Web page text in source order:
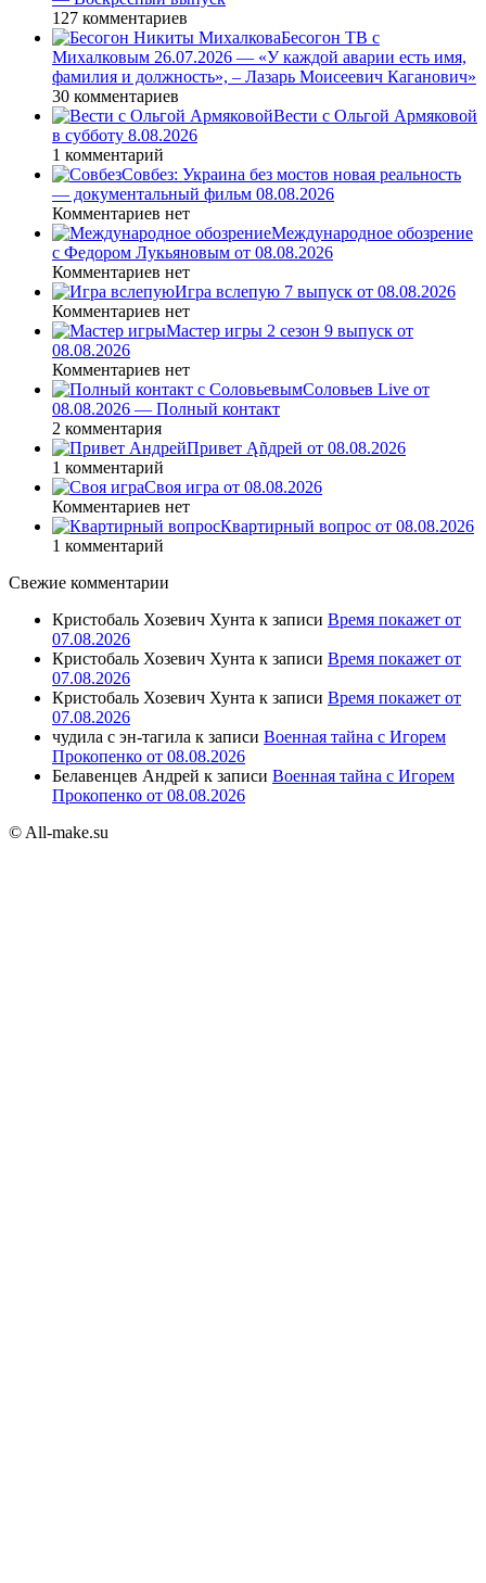
127 комментариев
Бесогон ТВ с
Михалковым 26.07.2026 — «У каждой аварии есть имя,
фамилия и должность», – Лазарь Моисеевич Каганович»
30 комментариев
Вести с Ольгой Армяковой
в субботу 8.08.2026
1 комментарий
Совбез: Украина без мостов новая реальность
— документальный фильм 08.08.2026
Комментариев нет
Международное обозрение
с Федором Лукьяновым от 08.08.2026
Комментариев нет
Игра вслепую 7 выпуск от 08.08.2026
Комментариев нет
Мастер игры 2 сезон 9 выпуск от
08.08.2026
Комментариев нет
Соловьев Live от
08.08.2026 — Полный контакт
2 комментария
Привет Ąñдpей от 08.08.2026
1 комментарий
Своя игра от 08.08.2026
Комментариев нет
Квартирный вопрос от 08.08.2026
1 комментарий
Свежие комментарии
Кристобаль Хозевич Хунта к записи Время покажет от
07.08.2026
Кристобаль Хозевич Хунта к записи Время покажет от
07.08.2026
Кристобаль Хозевич Хунта к записи Время покажет от
07.08.2026
чудила с эн-тагила к записи Военная тайна с Игорем
Прокопенко от 08.08.2026
Белавенцев Андрей к записи Военная тайна с Игорем
Прокопенко от 08.08.2026
© All-make.su